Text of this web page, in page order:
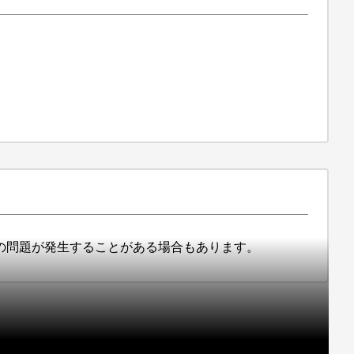
題が発生することがある場合もあります。